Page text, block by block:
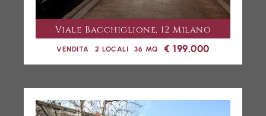
Viale Bacchiglione, 12 Milano
VENDITA 2 LOCALI 36 MQ € 199.000